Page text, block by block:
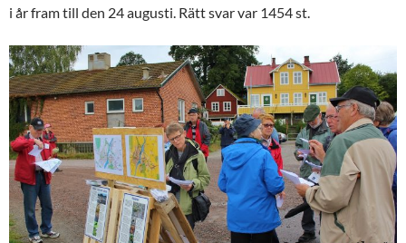
i år fram till den 24 augusti. Rätt svar var 1454 st.